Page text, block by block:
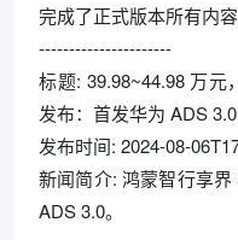
完成了正式版本所有内
----------------------
标题: 39.98~44.98 万
发布：首发华为 ADS 3.0
发布时间: 2024-08-
新闻简介: 鸿蒙智行享
ADS 3.0。